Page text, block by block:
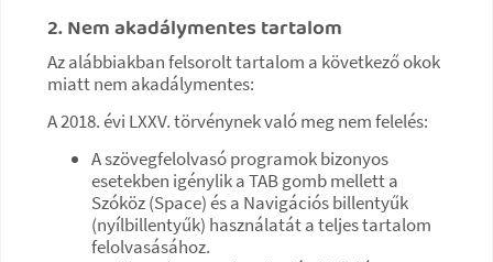
2. Nem akadálymentes tartalom
Az alábbiakban felsorolt tartalom a következő okok
miatt nem akadálymentes:
A 2018. évi LXXV. törvénynek való meg nem felelés:
A szövegfelolvasó programok bizonyos
esetekben igénylik a TAB gomb mellett a
Szóköz (Space) és a Navigációs billentyűk
(nyílbillentyűk) használatát a teljes tartalom
felolvasásához.